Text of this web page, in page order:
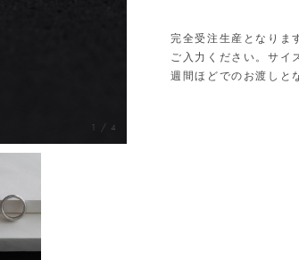
1 / 4
完全受注生産となりま
ご入力ください。サイ
週間ほどでのお渡しと